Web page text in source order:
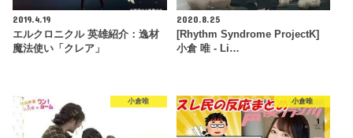
2019.4.19
エルクロニクル 英雄紹介：逸材
魔法使い「クレア」
2020.8.25
[Rhythm Syndrome ProjectK]
小倉 唯 - Li…
小倉唯 小倉唯